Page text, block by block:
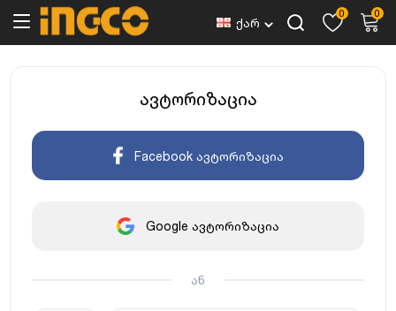
ქარ
0 0
ავტორიზაცია
Facebook ავტორიზაცია
Google ავტორიზაცია
ან